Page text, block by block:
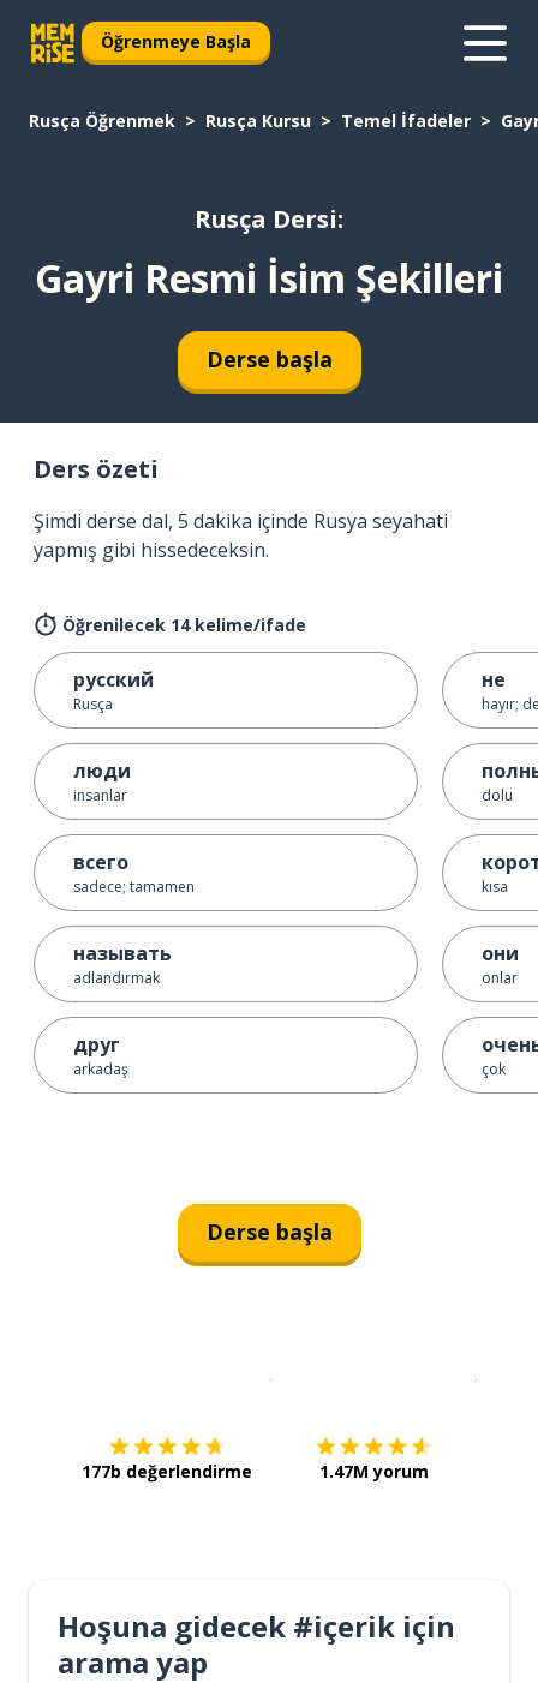
Öğrenmeye Başla
Rusça Öğrenmek Rusça Kursu Temel İfadeler
Rusça Dersi:
Gayri Resmi İsim Şekilleri
Derse başla
Ders özeti
Şimdi derse dal, 5 dakika içinde Rusya seyahati
yapmış gibi hissedeceksin.
Öğrenilecek 14 kelime/ifade
русский
Rusça
люди
insanlar
всего
sadece; tamamen
называть
adlandırmak
друг
arkadaş
не
hayır;
dolu
kısa
они
onlar
çok
Derse başla
177b değerlendirme 1.47M yorum
Hoşuna gidecek #içerik için
arama yap